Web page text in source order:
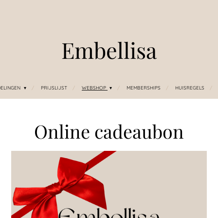
Embellisa
PRIJSLIJST WEBSHOP MEMBERSHIPS HUISREGELS
Online cadeaubon